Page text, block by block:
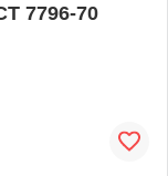
7796-70